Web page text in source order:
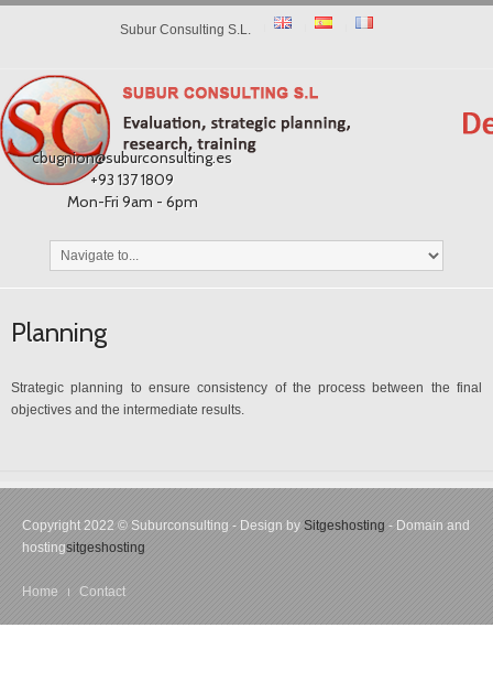
Subur Consulting S.L.
cbugnion@suburconsulting.es
+93 137 1809
Mon-Fri 9am - 6pm
Planning
Strategic planning to ensure consistency of the process between the final
objectives and the intermediate results.
Copyright 2022 © Suburconsulting - Design by Sitgeshosting - Domain and
hostingsitgeshosting
Home Contact